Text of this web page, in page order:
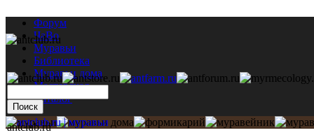
Форум
ЧаВо
Муравьи
Библиотека
Муравьи дома
Мастерская
Каталог
antclub.ru